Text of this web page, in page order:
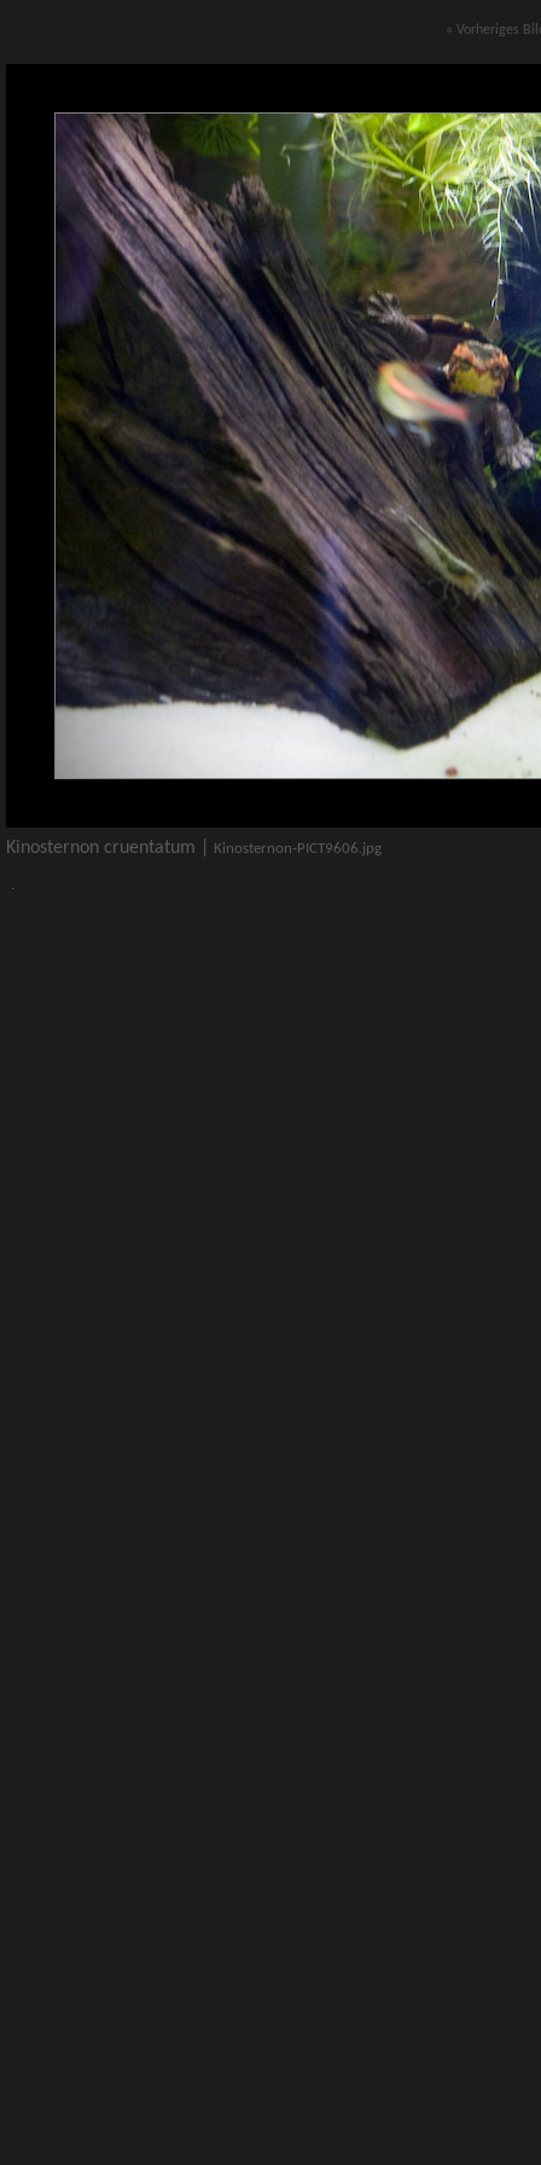
« Vorheriges
Kinosternon cruentatum | Kinosternon-PICT9606.jpg